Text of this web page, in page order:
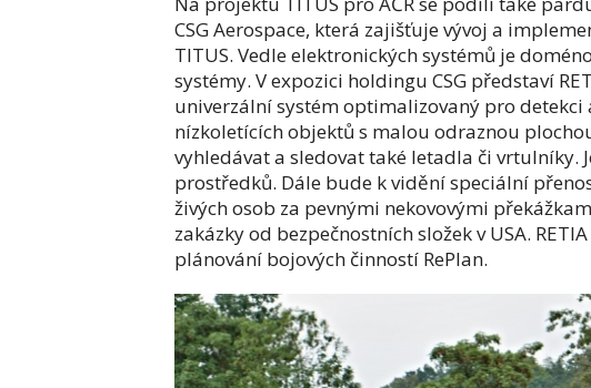
CSG Aerospace, která zajišťuje vývoj a
TITUS. Vedle elektronických systémů je
systémy. V expozici holdingu CSG představí
univerzální systém optimalizovaný pro detekci
nízkoletících objektů s malou odraznou
vyhledávat a sledovat také letadla či vrtulníky.
prostředků. Dále bude k vidění speciální
živých osob za pevnými nekovovými
zakázky od bezpečnostních složek v USA.
plánování bojových činností RePlan.